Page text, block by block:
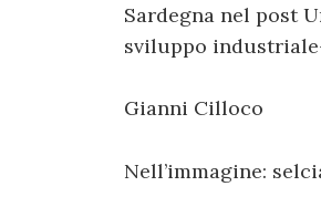
Sardegna nel post
sviluppo
Gianni Cilloco
Nell’immagine: